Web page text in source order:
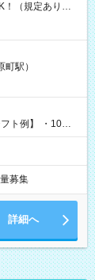
ATMから 日払
駅）
募集
詳細へ